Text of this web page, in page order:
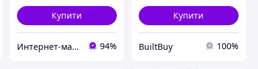
Купити
Интернет-магазин Строй Дом 94%
Купити
BuiltBuy 100%